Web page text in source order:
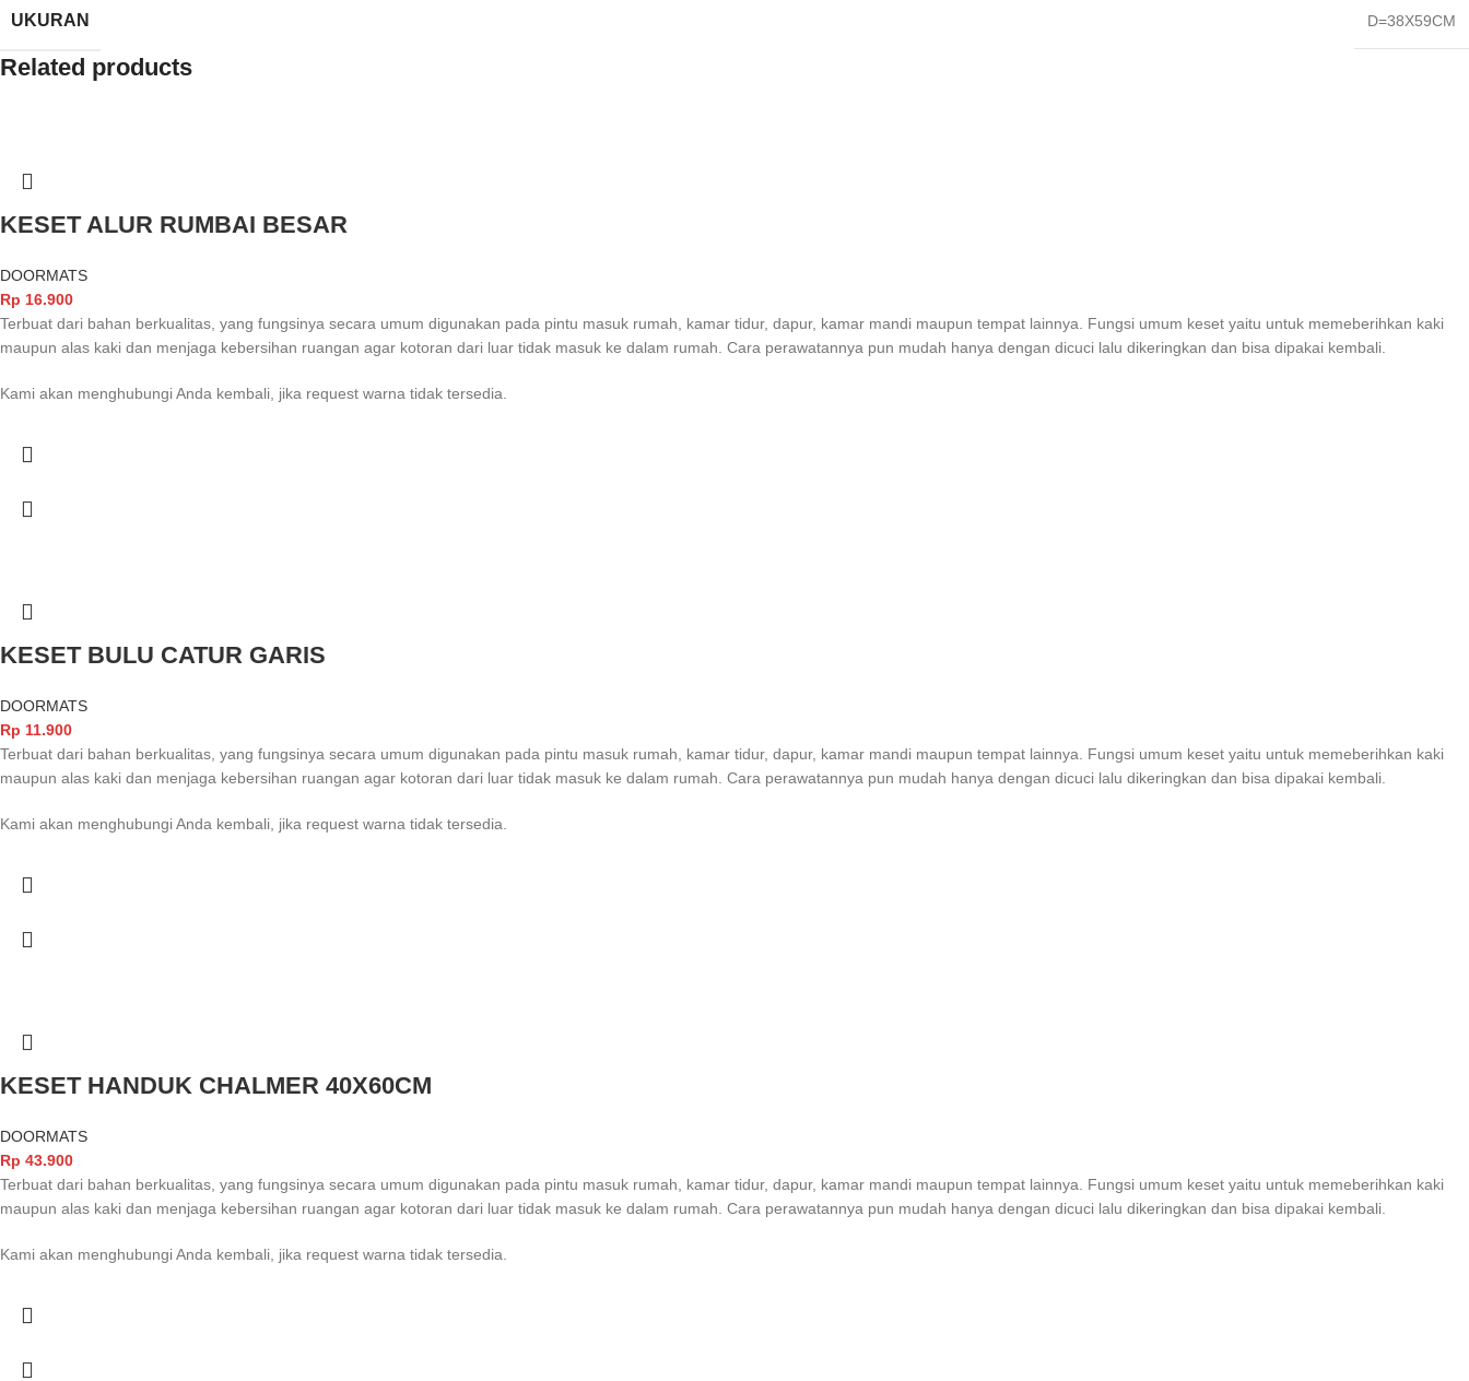
UKURAN D=38X59CM
Related products
KESET ALUR RUMBAI BESAR
DOORMATS
Rp 16.900
Terbuat dari bahan berkualitas, yang fungsinya secara umum digunakan pada pintu masuk rumah, kamar tidur, dapur, kamar mandi maupun tempat lainnya. Fungsi umum keset yaitu untuk memeberihkan kaki
maupun alas kaki dan menjaga kebersihan ruangan agar kotoran dari luar tidak masuk ke dalam rumah. Cara perawatannya pun mudah hanya dengan dicuci lalu dikeringkan dan bisa dipakai kembali.
Kami akan menghubungi Anda kembali, jika request warna tidak tersedia.
KESET BULU CATUR GARIS
DOORMATS
Rp 11.900
Terbuat dari bahan berkualitas, yang fungsinya secara umum digunakan pada pintu masuk rumah, kamar tidur, dapur, kamar mandi maupun tempat lainnya. Fungsi umum keset yaitu untuk memeberihkan kaki
maupun alas kaki dan menjaga kebersihan ruangan agar kotoran dari luar tidak masuk ke dalam rumah. Cara perawatannya pun mudah hanya dengan dicuci lalu dikeringkan dan bisa dipakai kembali.
Kami akan menghubungi Anda kembali, jika request warna tidak tersedia.
KESET HANDUK CHALMER 40X60CM
DOORMATS
Rp 43.900
Terbuat dari bahan berkualitas, yang fungsinya secara umum digunakan pada pintu masuk rumah, kamar tidur, dapur, kamar mandi maupun tempat lainnya. Fungsi umum keset yaitu untuk memeberihkan kaki
maupun alas kaki dan menjaga kebersihan ruangan agar kotoran dari luar tidak masuk ke dalam rumah. Cara perawatannya pun mudah hanya dengan dicuci lalu dikeringkan dan bisa dipakai kembali.
Kami akan menghubungi Anda kembali, jika request warna tidak tersedia.